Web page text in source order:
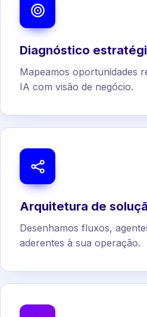
Diagnóstico
Mapeamos oportunidades
IA com visão de negócio.
Arquitetura de
Desenhamos fluxos,
aderentes à sua operação.